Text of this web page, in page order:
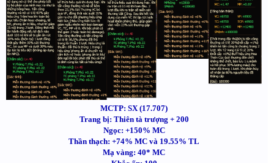
MCTP: SX (17.707)
Trang bị: Thiên tà trượng + 200
Ngọc: +150% MC
Thần thạch: +74% MC và 19.55% TL
Mạ vàng: 40* MC